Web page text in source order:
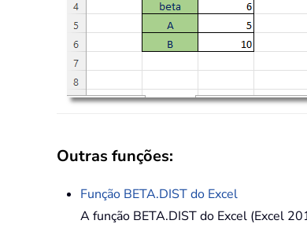
Outras funções:
Função BETA.DISTdo Excel
A função BETA.DIST do Excel (Excel